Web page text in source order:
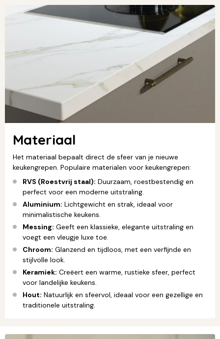
Materiaal
Het materiaal bepaalt direct de sfeer van je nieuwe
keukengrepen. Populaire materialen voor keukengrepen:
RVS (Roestvrij staal): Duurzaam, roestbestendig en
perfect voor een moderne uitstraling.
Aluminium: Lichtgewicht en strak, ideaal voor
minimalistische keukens.
Messing: Geeft een klassieke, elegante uitstraling en
voegt een vleugje luxe toe.
Chroom: Glanzend en tijdloos, met een verfijnde en
stijlvolle look.
Keramiek: Creëert een warme, rustieke sfeer, perfect
voor landelijke keukens.
Hout: Natuurlijk en sfeervol, ideaal voor een gezellige en
traditionele uitstraling.